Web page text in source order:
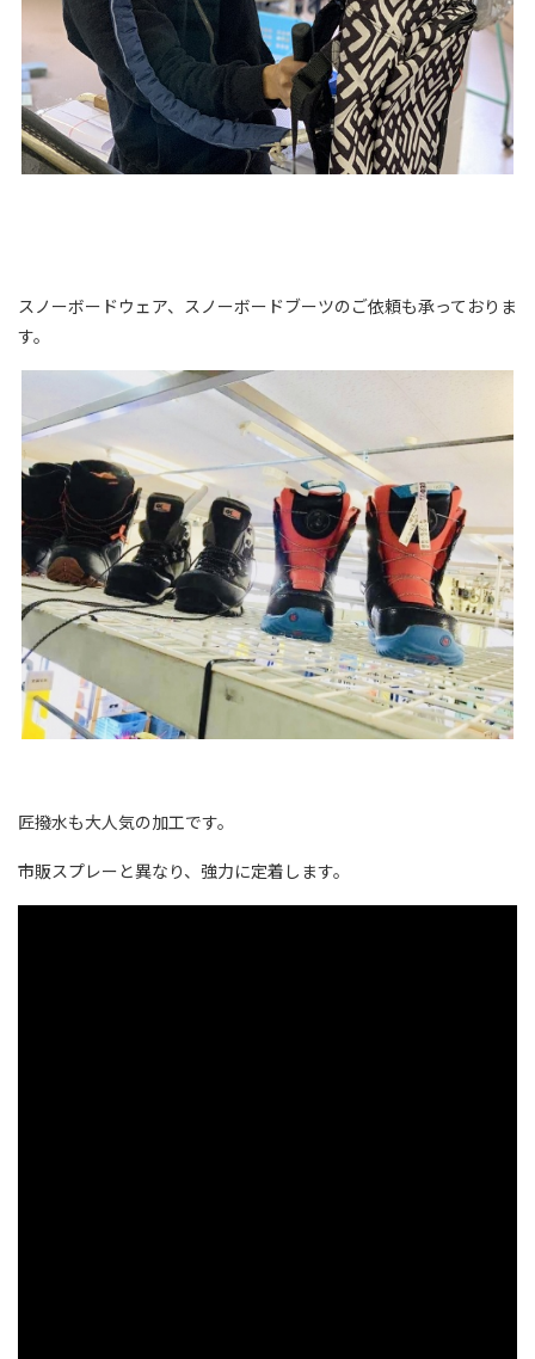
スノーボードウェア、スノーボードブーツのご依頼も承っておりま
す。
匠撥水も大人気の加工です。
市販スプレーと異なり、強力に定着します。